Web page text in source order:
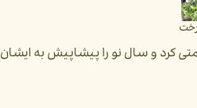
کرد و سال نو را پیشاپیش به ایشان